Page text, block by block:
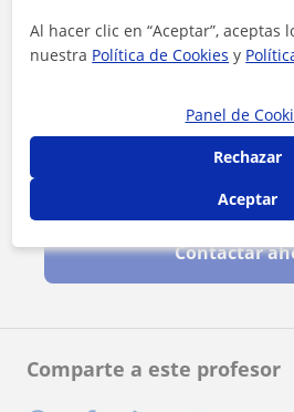
Comparte a este profesor
Contactar
Al hacer clic en “Aceptar”, aceptas
nuestra Política de Cookies y
Panel de
Rechazar
Aceptar